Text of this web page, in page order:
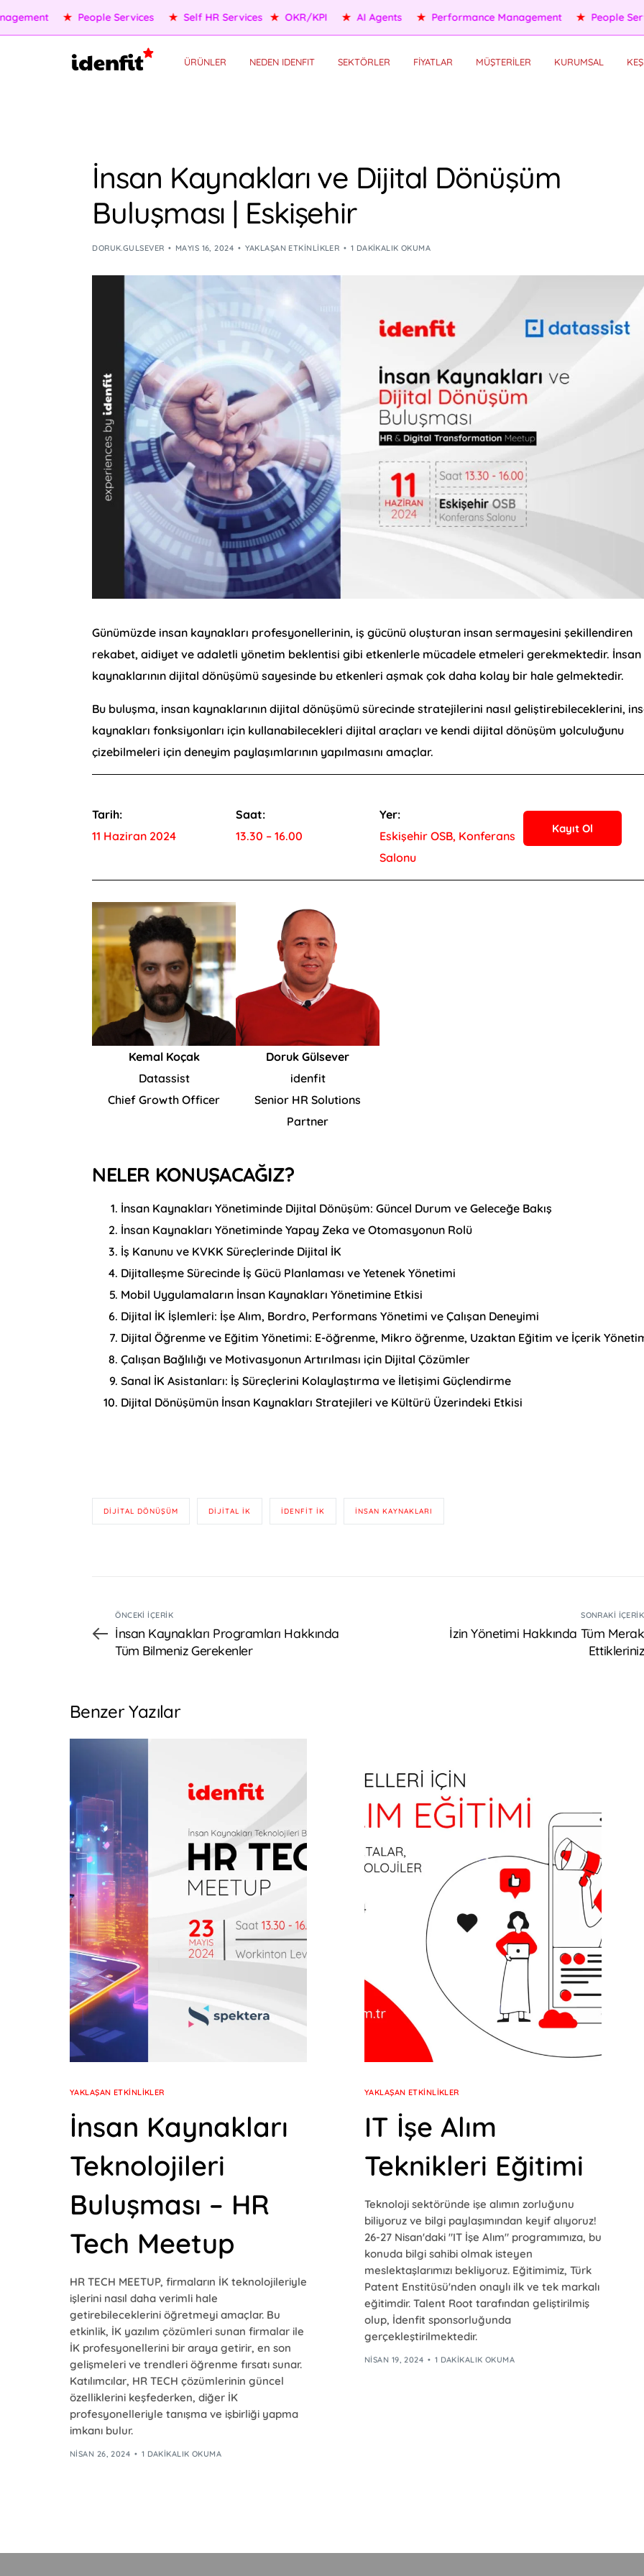
OKR/KPI ★ AI Agents ★ Performance Management ★ People Services ★ Self HR Services ★ OKR/KPI ★ AI Agents
ÜRÜNLER NEDEN IDENFIT SEKTÖRLER FİYATLAR MÜŞTERİLER KURUMSAL
İnsan Kaynakları ve Dijital Dönüşüm
Buluşması | Eskişehir
DORUK.GULSEVER MAYIS 16, 2024 YAKLAŞAN ETKINLIKLER 1 DAKIKALIK OKUMA
Günümüzde insan kaynakları profesyonellerinin, iş gücünü oluşturan insan sermayesini şekillendiren
rekabet, aidiyet ve adaletli yönetim beklentisi gibi etkenlerle mücadele etmeleri gerekmektedir. İnsan
kaynaklarının dijital dönüşümü sayesinde bu etkenleri aşmak çok daha kolay bir hale gelmektedir.
Bu buluşma, insan kaynaklarının dijital dönüşümü sürecinde stratejilerini nasıl geliştirebileceklerini,
kaynakları fonksiyonları için kullanabilecekleri dijital araçları ve kendi dijital dönüşüm yolculuğunu
çizebilmeleri için deneyim paylaşımlarının yapılmasını amaçlar.
Tarih:
11 Haziran 2024
Saat:
13.30 – 16.00
Yer:
Eskişehir OSB, Konferans
Salonu
Kayıt Ol
Kemal Koçak
Datassist
Chief Growth Officer
Doruk Gülsever
idenfit
Senior HR Solutions
Partner
NELER KONUŞACAĞIZ?
İnsan Kaynakları Yönetiminde Dijital Dönüşüm: Güncel Durum ve Geleceğe Bakış
İnsan Kaynakları Yönetiminde Yapay Zeka ve Otomasyonun Rolü
İş Kanunu ve KVKK Süreçlerinde Dijital İK
Dijitalleşme Sürecinde İş Gücü Planlaması ve Yetenek Yönetimi
Mobil Uygulamaların İnsan Kaynakları Yönetimine Etkisi
Dijital İK İşlemleri: İşe Alım, Bordro, Performans Yönetimi ve Çalışan Deneyimi
Dijital Öğrenme ve Eğitim Yönetimi: E-öğrenme, Mikro öğrenme, Uzaktan Eğitim ve İçerik
Çalışan Bağlılığı ve Motivasyonun Artırılması için Dijital Çözümler
Sanal İK Asistanları: İş Süreçlerini Kolaylaştırma ve İletişimi Güçlendirme
Dijital Dönüşümün İnsan Kaynakları Stratejileri ve Kültürü Üzerindeki Etkisi
DIJITAL DÖNÜŞÜM DIJITAL IK IDENFIT IK INSAN KAYNAKLARI
ÖNCEKI İÇERIK
İnsan Kaynakları Programları Hakkında
Tüm Bilmeniz Gerekenler
SONRAKI İÇERIK
İzin Yönetimi Hakkında Tüm Merak
Ettikleriniz
Benzer Yazılar
YAKLAŞAN ETKINLIKLER
İnsan Kaynakları
Teknolojileri
Buluşması – HR
Tech Meetup
HR TECH MEETUP, firmaların İK teknolojileriyle
işlerini nasıl daha verimli hale
getirebileceklerini öğretmeyi amaçlar. Bu
etkinlik, İK yazılım çözümleri sunan firmalar ile
İK profesyonellerini bir araya getirir, en son
gelişmeleri ve trendleri öğrenme fırsatı sunar.
Katılımcılar, HR TECH çözümlerinin güncel
özelliklerini keşfederken, diğer İK
profesyonelleriyle tanışma ve işbirliği yapma
imkanı bulur.
NISAN 26, 2024 1 DAKIKALIK OKUMA
YAKLAŞAN ETKINLIKLER
IT İşe Alım
Teknikleri Eğitimi
Teknoloji sektöründe işe alımın zorluğunu
biliyoruz ve bilgi paylaşımından keyif alıyoruz!
26-27 Nisan'daki "IT İşe Alım" programımıza, bu
konuda bilgi sahibi olmak isteyen
meslektaşlarımızı bekliyoruz. Eğitimimiz, Türk
Patent Enstitüsü'nden onaylı ilk ve tek markalı
eğitimdir. Talent Root tarafından geliştirilmiş
olup, İdenfit sponsorluğunda
gerçekleştirilmektedir.
NISAN 19, 2024 1 DAKIKALIK OKUMA